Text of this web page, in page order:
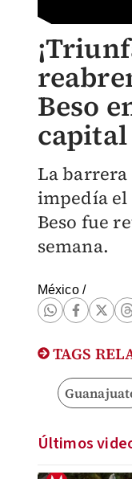
Beso
capital
La barrera
impedía el
Beso fue
semana.
México/
TAGS
Últimos